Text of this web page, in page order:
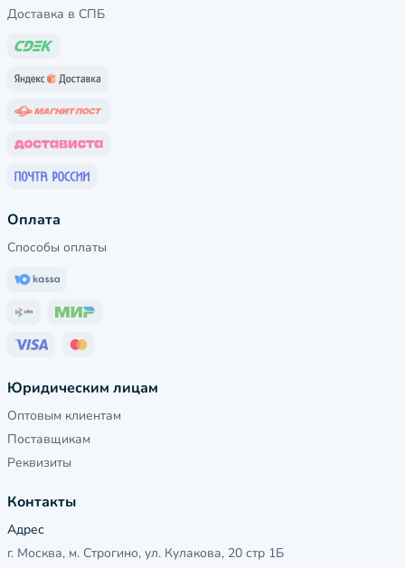
Доставка в СПБ
Оплата
Способы оплаты
Юридическим лицам
Оптовым клиентам
Поставщикам
Реквизиты
Контакты
Адрес
г. Москва, м. Строгино, ул. Кулакова, 20 стр 1Б